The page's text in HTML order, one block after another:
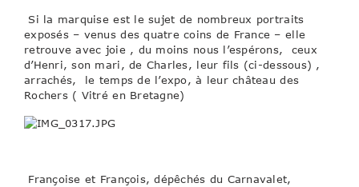
Si la marquise est le sujet de nombreux portraits
exposés – venus des quatre coins de France – elle
retrouve avec joie , du moins nous l’espérons, ceux
d’Henri, son mari, de Charles, leur fils (ci-dessous) ,
arrachés, le temps de l’expo, à leur château des
Rochers ( Vitré en Bretagne)
Françoise et François, dépêchés du Carnavalet,